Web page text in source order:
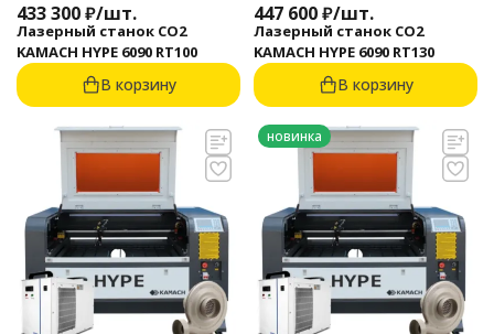
433 300₽/шт.
Лазерный станок CO2
KAMACH HYPE 6090 RT100
В корзину
447 600₽/шт.
Лазерный станок CO2
KAMACH HYPE 6090 RT130
В корзину
новинка